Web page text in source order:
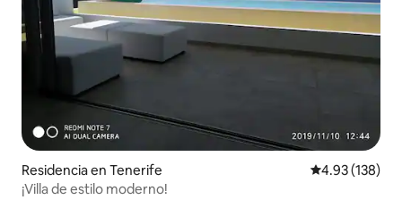
Residencia en Tenerife Calificación
4.93 (138)
¡Villa de estilo moderno!